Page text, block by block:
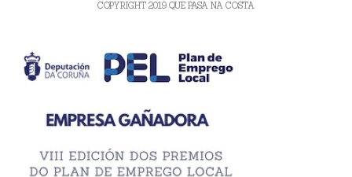
COPYRIGHT 2019 QUE PASA NA COSTA